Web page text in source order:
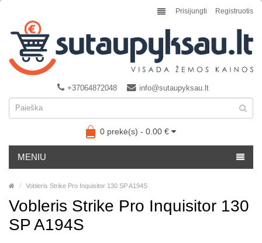
Prisijungti Registruotis
+37064872048 info@sutaupyksau.lt
0 prekė(s) - 0.00 €
MENIU
Vobleris Strike Pro Inquisitor 130 SP A194S
Vobleris Strike Pro Inquisitor 130
SP A194S